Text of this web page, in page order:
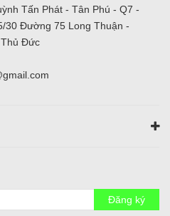
Tấn Phát - Tân Phú - Q7 -
30 Đường 75 Long Thuận -
Đức
Đăng ký